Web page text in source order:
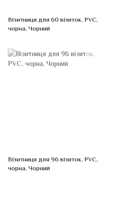
Візитниця для 60 візиток, PVC,
чорна, Чорний
Візитниця для 96 візиток, PVC,
чорна, Чорний